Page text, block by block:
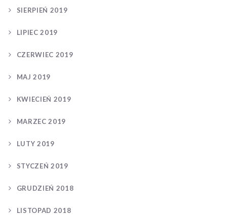
SIERPIEŃ 2019
LIPIEC 2019
CZERWIEC 2019
MAJ 2019
KWIECIEŃ 2019
MARZEC 2019
LUTY 2019
STYCZEŃ 2019
GRUDZIEŃ 2018
LISTOPAD 2018